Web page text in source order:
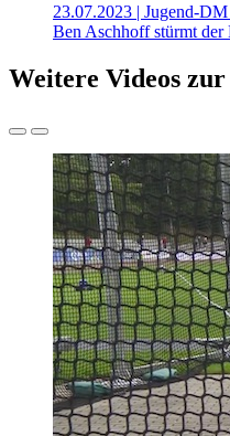
23.07.2023 | Jugend-
Ben Aschhoff stürmt
Weitere Videos